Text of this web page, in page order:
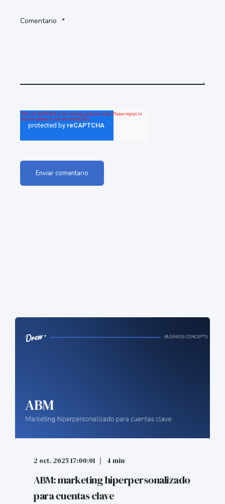
Comentario *
2 oct. 2025 17:00:01 4 min
ABM: marketing hiperpersonalizado
para cuentas clave